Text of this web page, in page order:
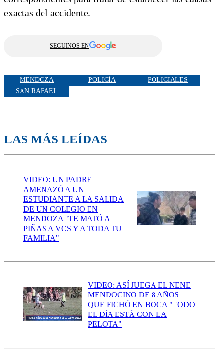
exactas del accidente.
SEGUINOS EN
MENDOZA POLICÍA
POLICIALES
SAN RAFAEL
LAS MÁS LEÍDAS
VIDEO: UN PADRE
AMENAZÓ A UN
ESTUDIANTE A LA SALIDA
DE UN COLEGIO EN
MENDOZA "TE MATÓ A
PIÑAS A VOS Y A TODA TU
FAMILIA"
VIDEO: ASÍ JUEGA EL NENE
MENDOCINO DE 8 AÑOS
QUE FICHÓ EN BOCA "TODO
EL DÍA ESTÁ CON LA
PELOTA"